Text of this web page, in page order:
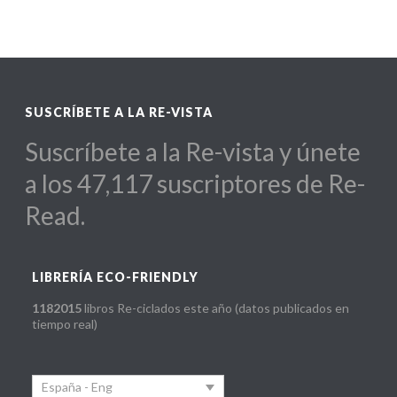
SUSCRÍBETE A LA RE-VISTA
Suscríbete a la Re-vista y únete
a los 47,117 suscriptores de Re-
Read.
LIBRERÍA ECO-FRIENDLY
1182015libros Re-ciclados este año (datos publicados en
tiempo real)
España - Eng